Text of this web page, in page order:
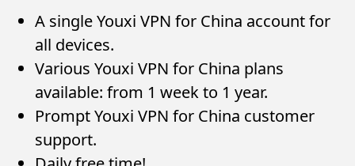
A single Youxi VPN for China account for
all devices.
Various Youxi VPN for China plans
available: from 1 week to 1 year.
Prompt Youxi VPN for China customer
support.